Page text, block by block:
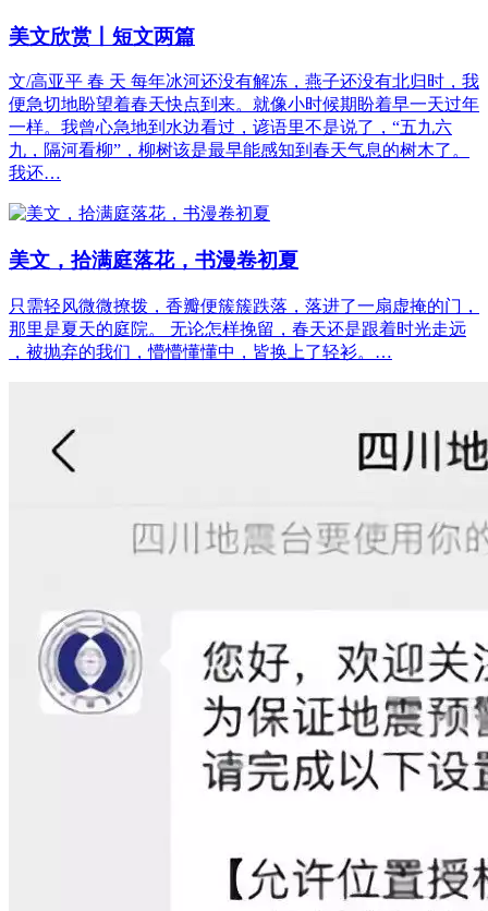
美文欣赏丨短文两篇
文/高亚平 春 天 每年冰河还没有解冻，燕子还没有北归时，我
便急切地盼望着春天快点到来。就像小时候期盼着早一天过年
一样。我曾心急地到水边看过，谚语里不是说了，“五九六
九，隔河看柳”，柳树该是最早能感知到春天气息的树木了。
我还…
美文，拾满庭落花，书漫卷初夏
只需轻风微微撩拨，香瓣便簇簇跌落，落进了一扇虚掩的门，
那里是夏天的庭院。 无论怎样挽留，春天还是跟着时光走远
，被抛弃的我们，懵懵懂懂中，皆换上了轻衫。…